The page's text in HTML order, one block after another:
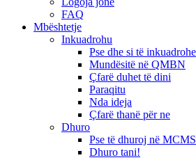
FAQ
Mbështetje
Inkuadrohu
Pse dhe si të
Mundësitë në QMBN
Çfarë duhet të dini
Paraqitu
Nda ideja
Çfarë thanë për ne
Dhuro
Pse të dhuroj në
Dhuro tani!